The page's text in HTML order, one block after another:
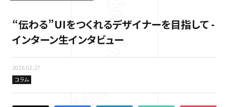
“伝わる”UIをつくれるデザイナーを目指して -
インターン生インタビュー
2026.02.27
コラム